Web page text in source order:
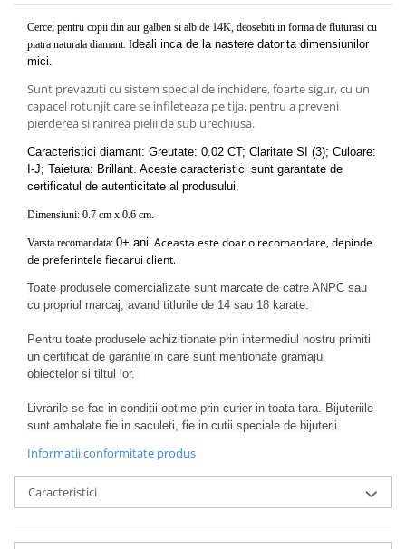
Cercei pentru copii din aur galben si alb de 14K, deosebiti in forma de fluturasi cu
piatra naturala diamant. Ideali inca de la nastere datorita dimensiunilor
mici.
Sunt prevazuti cu sistem special de inchidere, foarte sigur, cu un
capacel rotunjit care se infileteaza pe tija, pentru a preveni
pierderea si ranirea pielii de sub urechiusa.
Caracteristici diamant: Greutate: 0.02 CT; Claritate SI (3); Culoare:
I-J; Taietura: Brillant. Aceste caracteristici sunt garantate de
certificatul de autenticitate al produsului.
Dimensiuni: 0.7 cm x 0.6 cm.
Varsta recomandata: 0+ ani. Aceasta este doar o recomandare, depinde
de preferintele fiecarui client.
Toate produsele comercializate sunt marcate de catre ANPC sau
cu propriul marcaj, avand titlurile de 14 sau 18 karate.
Pentru toate produsele achizitionate prin intermediul nostru primiti
un certificat de garantie in care sunt mentionate gramajul
obiectelor si tiltul lor.
Livrarile se fac in conditii optime prin curier in toata tara. Bijuteriile
sunt ambalate fie in saculeti, fie in cutii speciale de bijuterii.
Informatii conformitate produs
Caracteristici